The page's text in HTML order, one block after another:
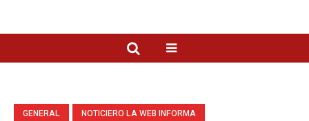
GENERAL NOTICIERO LA WEB INFORMA